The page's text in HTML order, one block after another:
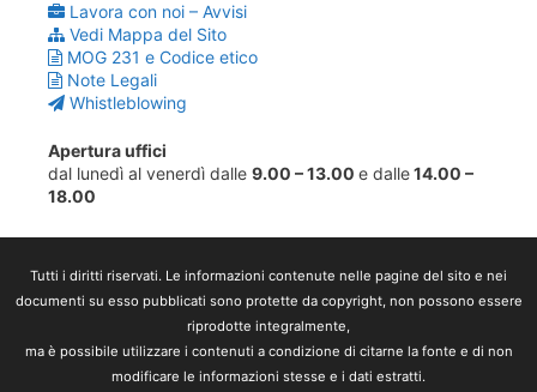
Lavora con noi – Avvisi
Vedi Mappa del Sito
MOG 231 e Codice etico
Note Legali
Whistleblowing
Apertura uffici
dal lunedì al venerdì dalle 9.00 – 13.00 e dalle14.00 –
18.00
Tutti i diritti riservati. Le informazioni contenute nelle pagine del sito e nei
documenti su esso pubblicati sono protette da copyright, non possono essere
riprodotte integralmente,
ma è possibile utilizzare i contenuti a condizione di citarne la fonte e di non
modificare le informazioni stesse e i dati estratti.